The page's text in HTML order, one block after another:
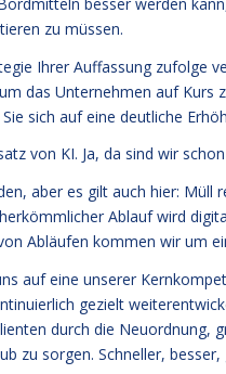
zu müssen.
Ihrer Auffassung zufolge
das Unternehmen auf Kurs
sich auf eine deutliche
von KI. Ja, da sind wir schon
aber es gilt auch hier: Müll
Ablauf wird
Abläufen kommen wir um
auf eine unserer
gezielt
durch die Neuordnung,
zu sorgen. Schneller,